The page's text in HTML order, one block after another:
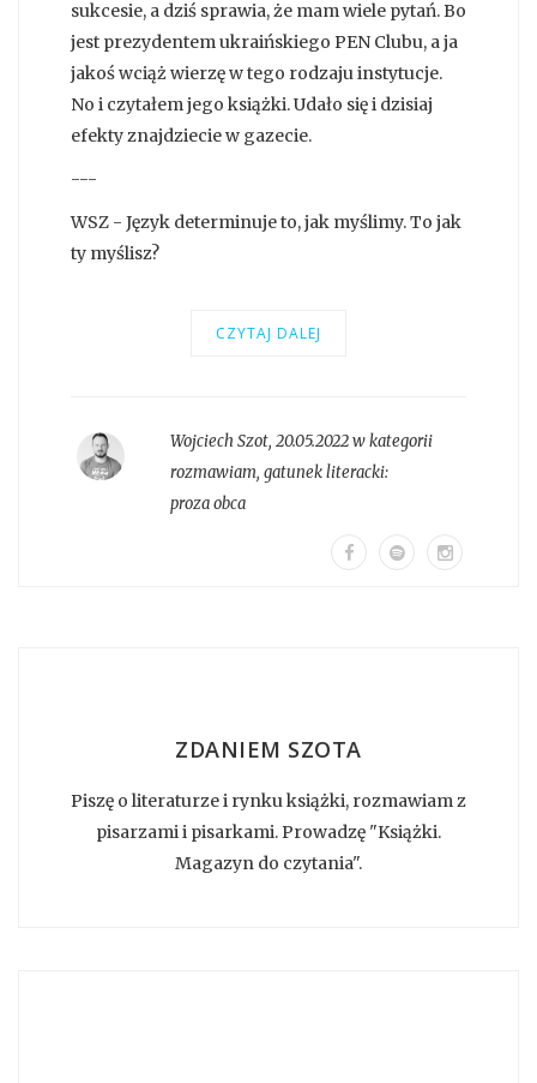
sukcesie, a dziś sprawia, że mam wiele pytań. Bo
jest prezydentem ukraińskiego PEN Clubu, a ja
jakoś wciąż wierzę w tego rodzaju instytucje.
No i czytałem jego książki. Udało się i dzisiaj
efekty znajdziecie w gazecie.
---
WSZ - Język determinuje to, jak myślimy. To jak
ty myślisz?
CZYTAJ DALEJ
Wojciech Szot, 20.05.2022 w kategorii
rozmawiam, gatunek literacki:
proza obca
ZDANIEM SZOTA
Piszę o literaturze i rynku książki, rozmawiam z
pisarzami i pisarkami. Prowadzę "Książki.
Magazyn do czytania".